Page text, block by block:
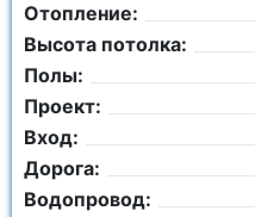
Отопление:
Высота потолка:
Полы:
Проект:
Вход:
Дорога:
Водопровод: